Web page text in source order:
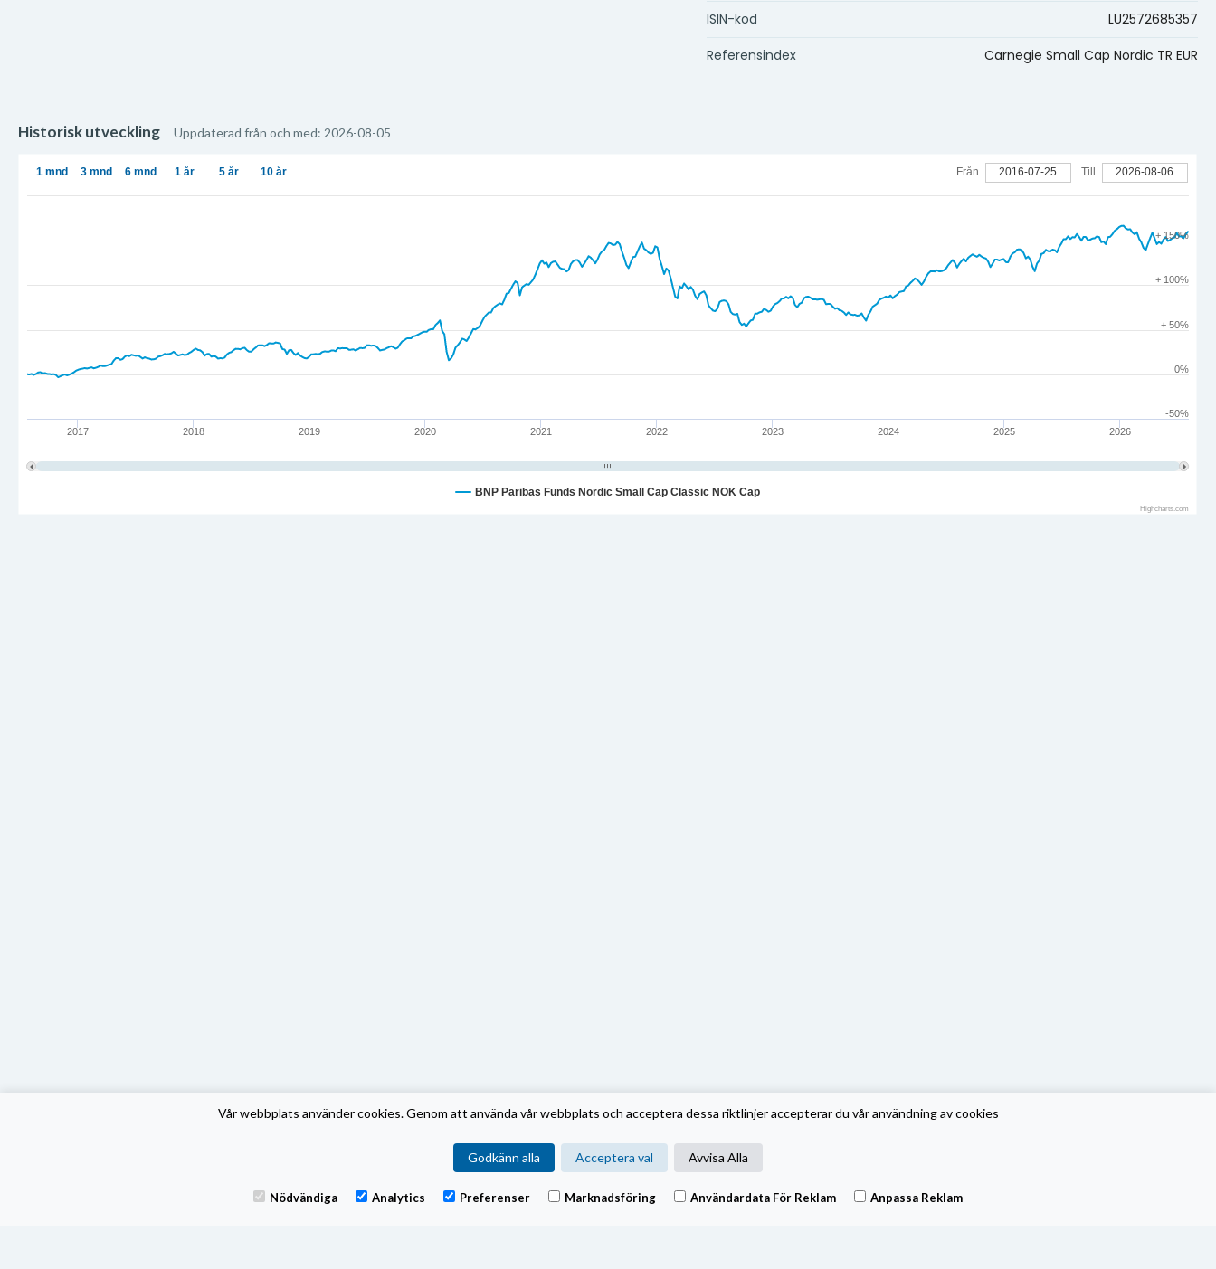
ISIN-kod
LU2572685357
Referensindex
Carnegie Small Cap Nordic TR EUR
Historisk utveckling Uppdaterad från och med: 2026-08-05
2017 2018 2019 2020 2021 2022 2023 2024 2025 2026
0%
+ 50%
+ 100%
+ 150%
-50%
1 mnd 3 mnd 6 mnd 1 år 5 år 10 år Från 2016-07-25 Till 2026-08-06
BNP Paribas Funds Nordic Small Cap Classic NOK Cap
Highcharts.com
Vår webbplats använder cookies. Genom att använda vår webbplats och acceptera dessa riktlinjer accepterar du vår användning av cookies
Godkänn alla Acceptera val Avvisa Alla
Nödvändiga Analytics Preferenser Marknadsföring Användardata För Reklam Anpassa Reklam